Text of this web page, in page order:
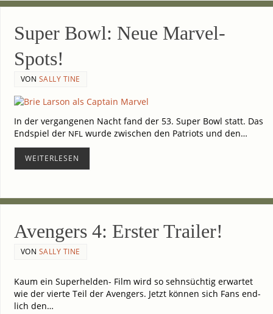
Super Bowl: Neue Marvel-
Spots!
VON SALLY TINE
In der ver­gan­ge­nen Nacht fand der 53. Super Bowl statt. Das
End­spiel der NFLwur­de zwi­schen den Patri­ots und den…
WEI­TER­LE­SEN
Aven­gers 4: Ers­ter Trailer!
VON SALLY TINE
Kaum ein Superhelden- Film wird so sehn­süch­tig erwar­tet
wie der vier­te Teil der Aven­gers. Jetzt kön­nen sich Fans end­
lich den…